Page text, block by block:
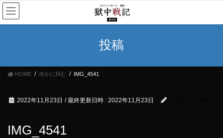
コ
ン
テ
ス
ナ
ビ
ゲ
ン
投稿
HOME 何かに拝む IMG_4541
2022年11月23日 / 最終更新日時 : 2022年11月23日
IMG_4541